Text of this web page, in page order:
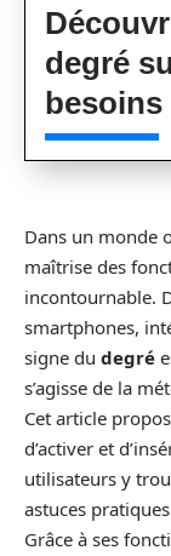
degré
Dans un monde
maîtrise des
incontournable.
smartphones,
signe du degré
s’agisse de la
Cet article
d’activer et
utilisateurs y
astuces
Grâce à ses